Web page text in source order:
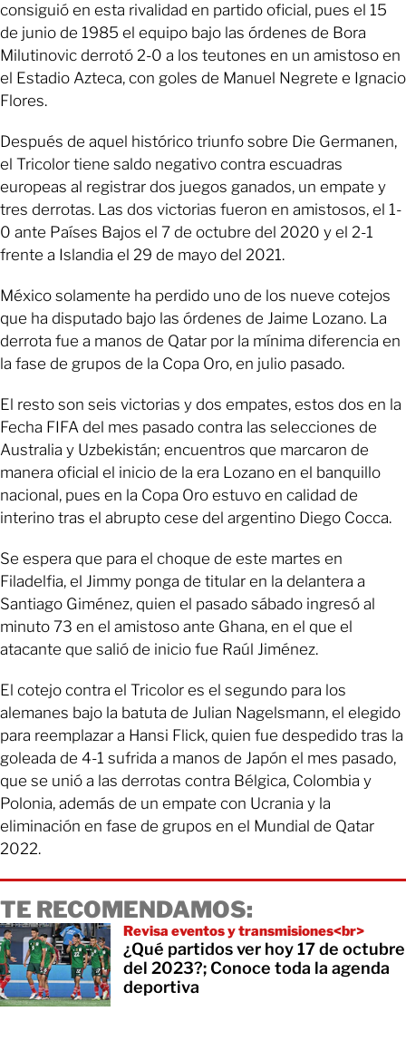
consiguió en esta rivalidad en partido oficial, pues el 15
de junio de 1985 el equipo bajo las órdenes de Bora
Milutinovic derrotó 2-0 a los teutones en un amistoso en
el Estadio Azteca, con goles de Manuel Negrete e Ignacio
Flores.
Después de aquel histórico triunfo sobre Die Germanen,
el Tricolor tiene saldo negativo contra escuadras
europeas al registrar dos juegos ganados, un empate y
tres derrotas. Las dos victorias fueron en amistosos, el 1-
0 ante Países Bajos el 7 de octubre del 2020 y el 2-1
frente a Islandia el 29 de mayo del 2021.
México solamente ha perdido uno de los nueve cotejos
que ha disputado bajo las órdenes de Jaime Lozano. La
derrota fue a manos de Qatar por la mínima diferencia en
la fase de grupos de la Copa Oro, en julio pasado.
El resto son seis victorias y dos empates, estos dos en la
Fecha FIFA del mes pasado contra las selecciones de
Australia y Uzbekistán; encuentros que marcaron de
manera oficial el inicio de la era Lozano en el banquillo
nacional, pues en la Copa Oro estuvo en calidad de
interino tras el abrupto cese del argentino Diego Cocca.
Se espera que para el choque de este martes en
Filadelfia, el Jimmy ponga de titular en la delantera a
Santiago Giménez, quien el pasado sábado ingresó al
minuto 73 en el amistoso ante Ghana, en el que el
atacante que salió de inicio fue Raúl Jiménez.
El cotejo contra el Tricolor es el segundo para los
alemanes bajo la batuta de Julian Nagelsmann, el elegido
para reemplazar a Hansi Flick, quien fue despedido tras la
goleada de 4-1 sufrida a manos de Japón el mes pasado,
que se unió a las derrotas contra Bélgica, Colombia y
Polonia, además de un empate con Ucrania y la
eliminación en fase de grupos en el Mundial de Qatar
2022.
TE RECOMENDAMOS:
Revisa eventos y transmisiones<br>
¿Qué partidos ver hoy 17 de octubre
del 2023?; Conoce toda la agenda
deportiva